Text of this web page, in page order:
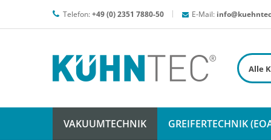
Telefon:+49 (0) 2351 7880-50 E-Mail:
VAKUUMTECHNIK GREIFERTECHNIK